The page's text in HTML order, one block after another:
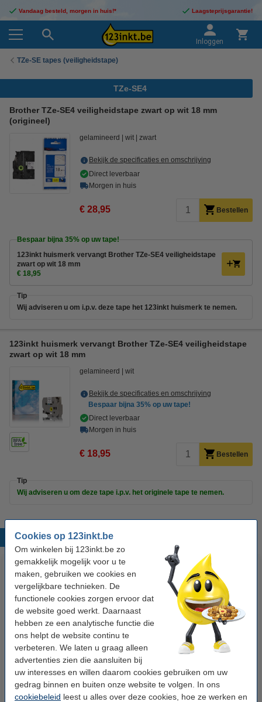
Cookies op 123inkt.be
Om winkelen bij 123inkt.be zo
gemakkelijk mogelijk voor u te
maken, gebruiken we cookies en
vergelijkbare technieken. De
functionele cookies zorgen ervoor dat
de website goed werkt. Daarnaast
hebben ze een analytische functie die
ons helpt de website continu te
verbeteren. We laten u graag alleen
advertenties zien die aansluiten bij
uw interesses en willen daarom cookies gebruiken om uw
gedrag binnen en buiten onze website te volgen. In ons
cookiebeleid leest u alles over deze cookies, hoe ze werken en
Vandaag besteld, morgen in huis!* Laagsteprijsgarantie!
Inloggen
TZe-SE tapes (veiligheidstape)
TZe-SE4
Brother TZe-SE4 veiligheidstape zwart op wit 18 mm
(origineel)
gelamineerd wit zwart
Bekijk de specificaties en omschrijving
Direct leverbaar
Morgen in huis
€ 28,95 Bestellen
Bespaar bijna 35% op uw tape!
123inkt huismerk vervangt Brother TZe-SE4 veiligheidstape
zwart op wit 18 mm
€ 18,95
Tip
Wij adviseren u om i.p.v. deze tape het 123inkt huismerk te nemen.
123inkt huismerk vervangt Brother TZe-SE4 veiligheidstape
zwart op wit 18 mm
gelamineerd wit
Bekijk de specificaties en omschrijving
Bespaar bijna 35% op uw tape!
Direct leverbaar
Morgen in huis
€ 18,95 Bestellen
Tip
Wij adviseren u om deze tape i.p.v. het originele tape te nemen.
Populaire producten
123accu Xtreme Power MN1500
Penlite AA batterij 24 stuks
€ 14,95
123inkt kopieerpapier 1 pak van
€ 7,25